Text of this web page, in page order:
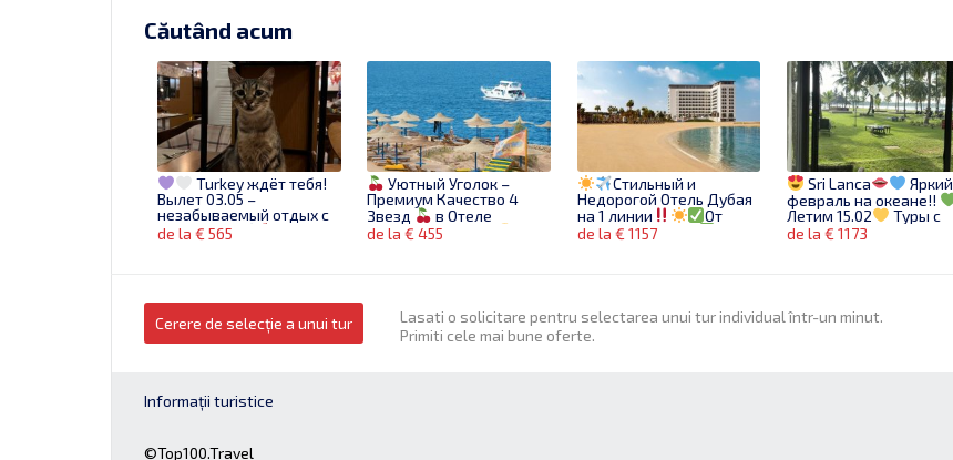
Căutând acum
Turkey ждёт тебя!
Вылет 03.05 –
незабываемый отдых с
ребёнком!
de la € 565
Уютный Уголок –
Премиум Качество 4
Звезд
в Отеле
Amphoras Blue 4*
de la € 455
Стильный и
Недорогой Отель Дубая
на 1 линии
От
1157€ за 7 ночей!
Бронируй сейчас!
de la € 1157
Sri Lanca
Яркий
февраль на океане!!
Летим 15.02
Туры с
ALL!
de la € 1173
Лето в Turkey на 11
19.05!
de la € 550
Cerere de selecție a unui tur
Lasati o solicitare pentru selectarea unui tur individual într-un minut.
Primiti cele mai bune oferte.
Informații turistice
©Top100.Travel